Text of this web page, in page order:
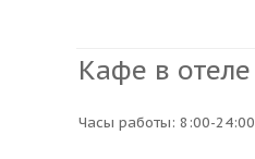
Кафе в отеле
Часы работы: 8:00-24:00